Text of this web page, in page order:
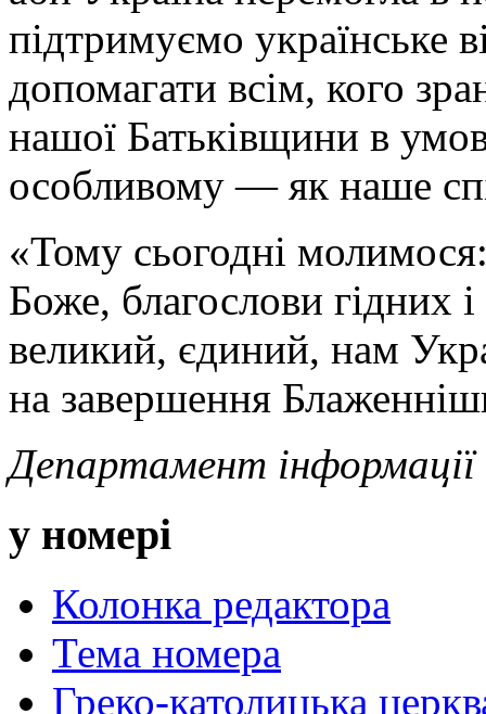
підтримуємо українське
допомагати всім, кого
нашої Батьківщини в
особливому — як наше
«Тому сьогодні
Боже, благослови гідних
великий, єдиний, нам
на завершення
Департамент
у номері
Колонка редактора
Тема номера
Греко-католицька